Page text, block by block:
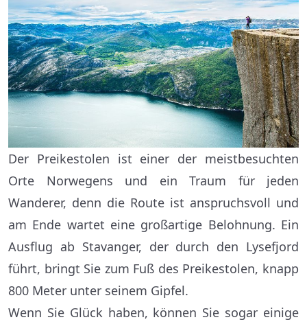
Der Preikestolen ist einer der meistbesuchten
Orte Norwegens und ein Traum für jeden
Wanderer, denn die Route ist anspruchsvoll und
am Ende wartet eine großartige Belohnung. Ein
Ausflug ab Stavanger, der durch den Lysefjord
führt, bringt Sie zum Fuß des Preikestolen, knapp
800 Meter unter seinem Gipfel.
Wenn Sie Glück haben, können Sie sogar einige